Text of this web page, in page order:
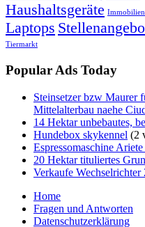
Haushaltsgeräte
Laptops
Tiermarkt
Popular Ads Today
Steinsetzer bzw Maurer
Mittelalterbau naehe
14 Hektar unbebautes,
Hundebox skykennel (2
Espressomaschine
20 Hektar tituliertes
Verkaufe
Home
Fragen und Antworten
Datenschutzerklärung